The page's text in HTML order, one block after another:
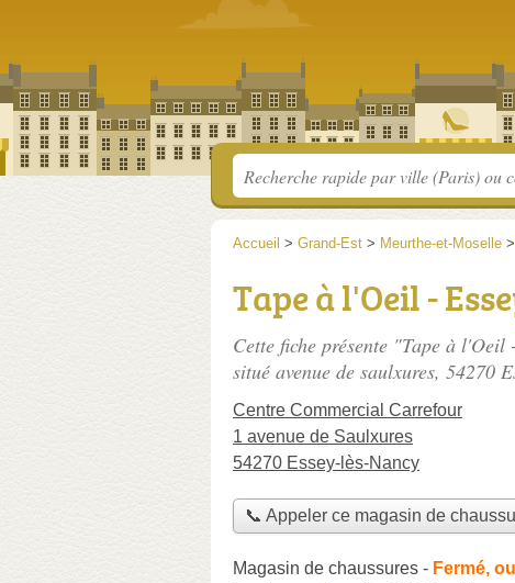
Accueil > Grand-Est > Meurthe-et-Moselle >
Tape à l'Oeil -
Cette fiche présente "Tape à l'Oeil
situé avenue de saulxures, 54270
Centre Commercial Carrefour
1 avenue de Saulxures
54270 Essey-lès-Nancy
📞 Appeler ce magasin de
Magasin de chaussures - Fermé,